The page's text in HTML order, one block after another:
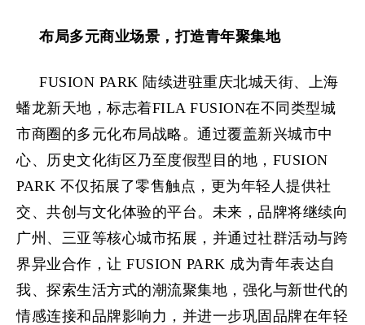
布局多元商业场景，打造青年聚集地
FUSION PARK 陆续进驻重庆北城天街、上海
蟠龙新天地，标志着FILA FUSION在不同类型城
市商圈的多元化布局战略。通过覆盖新兴城市中
心、历史文化街区乃至度假型目的地，FUSION
PARK 不仅拓展了零售触点，更为年轻人提供社
交、共创与文化体验的平台。未来，品牌将继续向
广州、三亚等核心城市拓展，并通过社群活动与跨
界异业合作，让 FUSION PARK 成为青年表达自
我、探索生活方式的潮流聚集地，强化与新世代的
情感连接和品牌影响力，并进一步巩固品牌在年轻